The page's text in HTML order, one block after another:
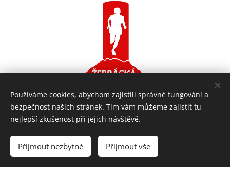
Vytvořeno službou Cookies
Používáme cookies, abychom zajistili správné fungování a
bezpečnost našich stránek. Tím vám můžeme zajistit tu
nejlepší zkušenost při jejich návštěvě.
Přijmout nezbytné Přijmout vše